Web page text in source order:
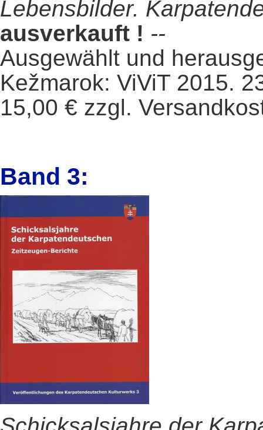
Lebensbilder.
ausverkauft ! --
Ausgewählt und
Kežmarok: ViViT 2015.
15,00 € zzgl.
Band 3: